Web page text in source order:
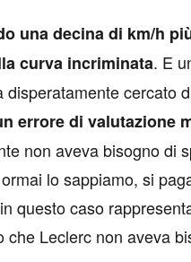
una decina di km/h
curva incriminata. E
disperatamente cercato
errore di valutazione
non aveva bisogno di
lo sappiamo, si
questo caso
che Leclerc non aveva